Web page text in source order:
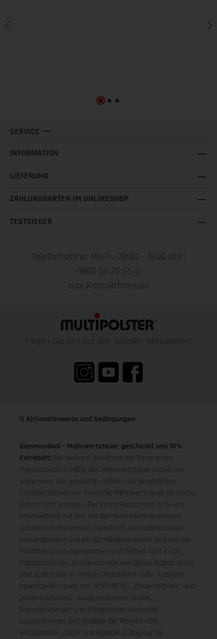
SERVICE
INFORMATION
LIEFERUNG
ZAHLUNGSARTEN IM ONLINESHOP
TESTSIEGER
Telefonhotline: Mo-Fr, 09:00 – 19:00 Uhr |
0800 55 20 55 0
zum Kontaktformular
Folgen Sie uns auf den sozialen Netzwerken:
1) Aktionshinweise und Bedingungen
Sommerdeal - Mehrwertsteuer geschenkt und 10%
Extrabatt: Bei Neukauf gewähren wir Ihnen einen
Preisnachlass in Höhe des Mehrwertsteueranteils am
Warenwert der gekauften Möbel. Aus gesetzlichen
Gründen können wir Ihnen die Mehrwertsteuer als solche
jedoch nicht erlassen. Der Extra-Rabatt von 10 % wird
anschließend auf den um den Mehrwertsteueranteil
reduzierten Warenwert berechnet. Serviceleistungen,
Versandkosten und die Altmöbelmitnahme sind von der
Rabattierung ausgenommen und fließen nicht in die
Rabattbasis ein. Ausgenommen von dieser Rabattaktion
sind zudem alle in unseren Prospekten oder Anzeigen
beworbenen sowie mit „TOP PREIS", „Dauertiefpreis" und
„Abverkaufspreis" ausgezeichneten Artikel,
Dienstleistungen und Pflegemittel. Weiterhin
ausgenommen sind Modelle der Marken VON
WILMOWSKY, JOOP! und KOINOR. Gültig nur für